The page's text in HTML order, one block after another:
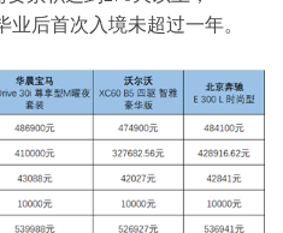
后首次入境未超过一年。